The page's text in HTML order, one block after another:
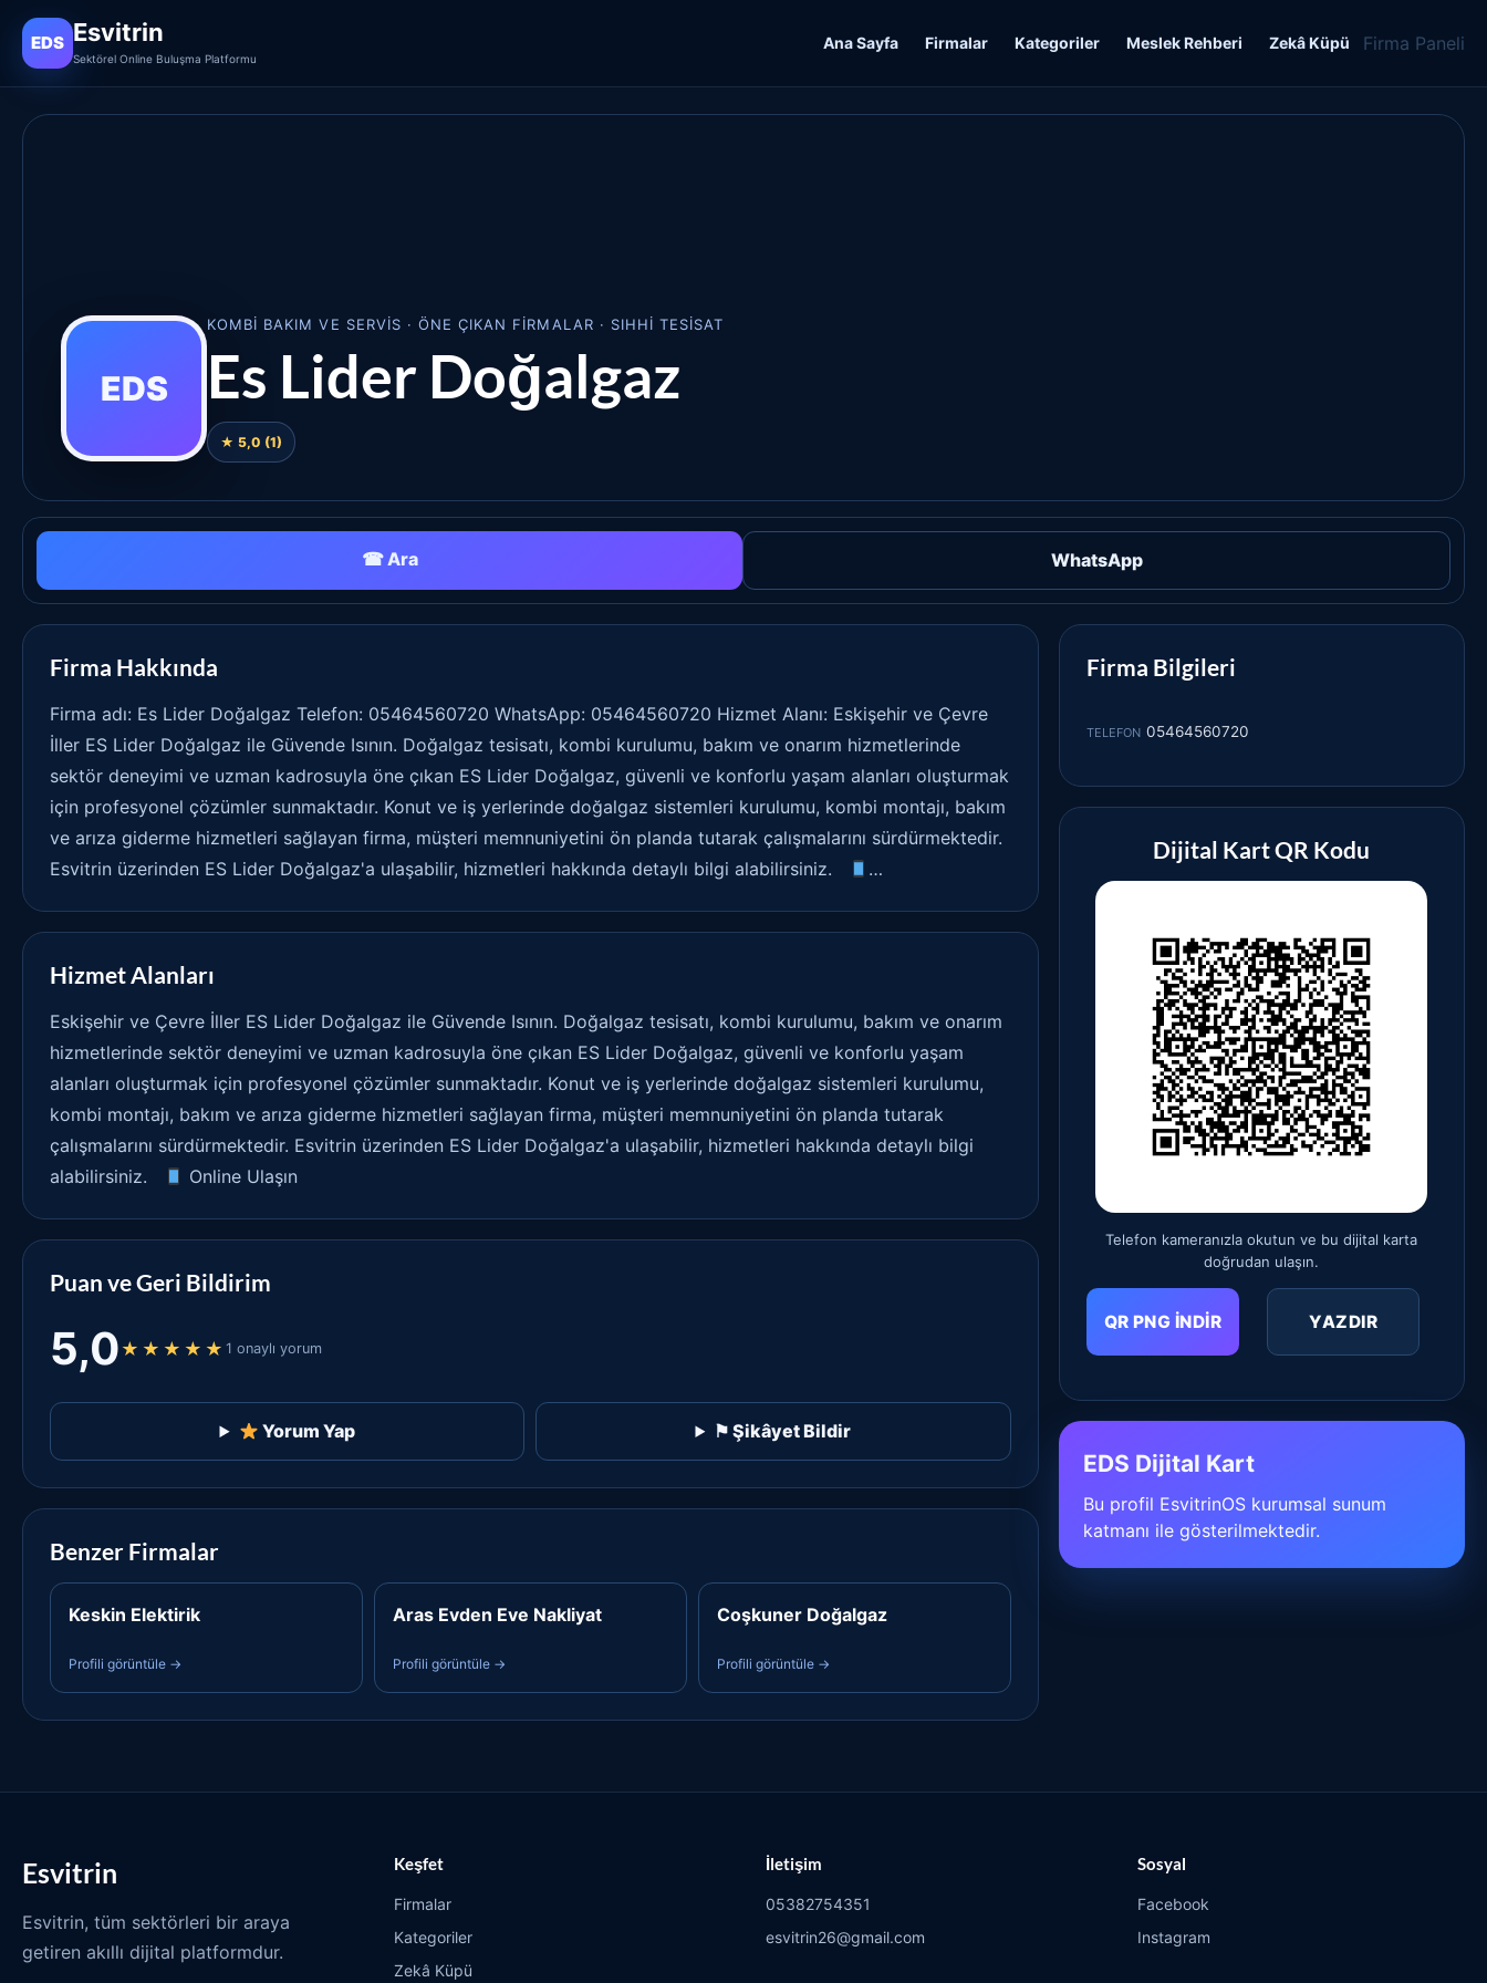
EDS Esvitrin
Sektörel Online Buluşma Platformu
Ana Sayfa Firmalar Kategoriler Meslek Rehberi Zekâ Küpü Firma Paneli
EDS
KOMBI BAKIM VE SERVIS · ÖNE ÇIKAN FIRMALAR · SIHHI TESISAT
Es Lider Doğalgaz
★ 5,0 (1)
☎ Ara WhatsApp
Firma Hakkında
Firma adı: Es Lider Doğalgaz Telefon: 05464560720 WhatsApp: 05464560720 Hizmet Alanı: Eskişehir ve Çevre
İller ES Lider Doğalgaz ile Güvende Isının. Doğalgaz tesisatı, kombi kurulumu, bakım ve onarım hizmetlerinde
sektör deneyimi ve uzman kadrosuyla öne çıkan ES Lider Doğalgaz, güvenli ve konforlu yaşam alanları oluşturmak
için profesyonel çözümler sunmaktadır. Konut ve iş yerlerinde doğalgaz sistemleri kurulumu, kombi montajı, bakım
ve arıza giderme hizmetleri sağlayan firma, müşteri memnuniyetini ön planda tutarak çalışmalarını sürdürmektedir.
Esvitrin üzerinden ES Lider Doğalgaz'a ulaşabilir, hizmetleri hakkında detaylı bilgi alabilirsiniz.
…
Hizmet Alanları
Eskişehir ve Çevre İller ES Lider Doğalgaz ile Güvende Isının. Doğalgaz tesisatı, kombi kurulumu, bakım ve onarım
hizmetlerinde sektör deneyimi ve uzman kadrosuyla öne çıkan ES Lider Doğalgaz, güvenli ve konforlu yaşam
alanları oluşturmak için profesyonel çözümler sunmaktadır. Konut ve iş yerlerinde doğalgaz sistemleri kurulumu,
kombi montajı, bakım ve arıza giderme hizmetleri sağlayan firma, müşteri memnuniyetini ön planda tutarak
çalışmalarını sürdürmektedir. Esvitrin üzerinden ES Lider Doğalgaz'a ulaşabilir, hizmetleri hakkında detaylı bilgi
alabilirsiniz.
Online Ulaşın
Puan ve Geri Bildirim
5,0 ★★★★★ 1 onaylı yorum
Yorum Yap ⚑ Şikâyet Bildir
Benzer Firmalar
Keskin Elektirik
Profili görüntüle →
Aras Evden Eve Nakliyat
Profili görüntüle →
Coşkuner Doğalgaz
Profili görüntüle →
Firma Bilgileri
TELEFON 05464560720
Dijital Kart QR Kodu
Telefon kameranızla okutun ve bu dijital karta
doğrudan ulaşın.
QR PNG İNDIR YAZDIR
EDS Dijital Kart
Bu profil EsvitrinOS kurumsal sunum
katmanı ile gösterilmektedir.
Esvitrin
Esvitrin, tüm sektörleri bir araya
getiren akıllı dijital platformdur.
Keşfet
Firmalar
Kategoriler
Zekâ Küpü
İletişim
05382754351
esvitrin26@gmail.com
Sosyal
Facebook
Instagram